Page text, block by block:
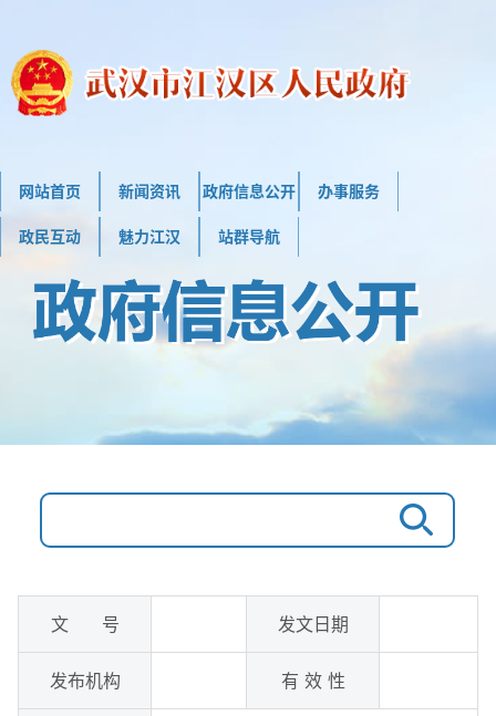
网站首页 新闻资讯 政府信息公开 办事服务
政民互动 魅力江汉 站群导航
文 号 发文日期
发布机构 有 效 性